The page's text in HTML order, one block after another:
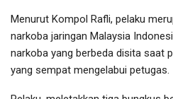
Menurut Kompol Rafli, pelaku
narkoba jaringan Malaysia
narkoba yang berbeda disita saat
yang sempat mengelabui petugas.